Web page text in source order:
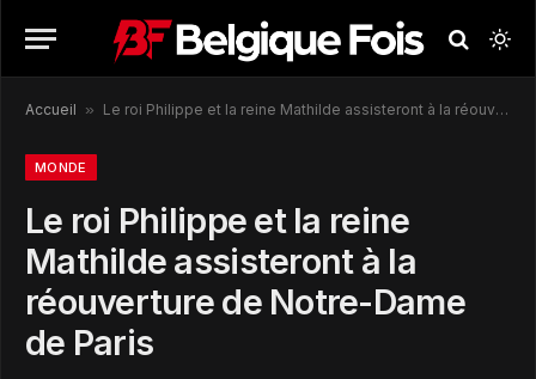
Accueil » Le roi Philippe et la reine Mathilde assisteront à la réouverture de Notre-Dame de Paris
MONDE
Le roi Philippe et la reine
Mathilde assisteront à la
réouverture de Notre-Dame
de Paris